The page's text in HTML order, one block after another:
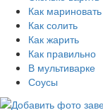
Как мариновать
Как солить
Как жарить
Как правильно
В мультиварке
Соусы